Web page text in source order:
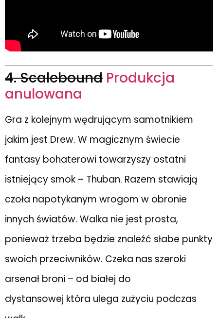
4. Scalebound Produkcja
anulowana
Gra z kolejnym wędrującym samotnikiem
jakim jest Drew. W magicznym świecie
fantasy bohaterowi towarzyszy ostatni
istniejący smok – Thuban. Razem stawiają
czoła napotykanym wrogom w obronie
innych światów. Walka nie jest prosta,
ponieważ trzeba będzie znaleźć słabe punkty
swoich przeciwników. Czeka nas szeroki
arsenał broni – od białej do
dystansowej która ulega zużyciu podczas